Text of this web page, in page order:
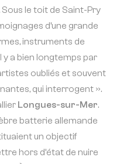
le toit de Saint-Pry
d’une grande
instruments de
y a bien longtemps par
oubliés et souvent
qui interrogent ».
Longues-sur-Mer.
batterie allemande
un objectif
hors d’état de nuire